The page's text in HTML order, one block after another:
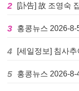
2 [訃告] 故 조영숙
3 홍콩뉴스 2026-8-
4
5 홍콩뉴스 2026-8-